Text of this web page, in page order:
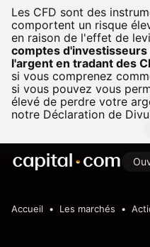
Les CFD sont des
comportent un risque
en raison de l'effet de
comptes
l'argent en tradant des
si vous comprenez
si vous pouvez vous
élevé de perdre votre
notre Déclaration de
Accueil Les marchés